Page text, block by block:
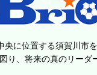
に位置する須賀川市
り、将来の真のリー